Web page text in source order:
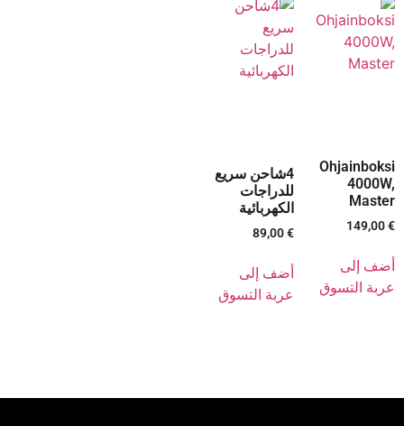
Ohjainboksi
4000W,
Master
149,00€
أضف إلى
عربة التسوق
4شاحن سريع
للدراجات
الكهربائية
89,00€
أضف إلى
عربة التسوق